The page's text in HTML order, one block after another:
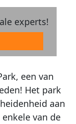
experts!
een van
Het park
aan
van de